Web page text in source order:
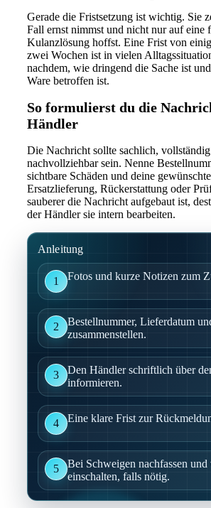
Gerade die Fristsetzung ist wichtig. Sie
Fall ernst nimmst und nicht nur auf eine
Kulanzlösung hoffst. Eine Frist von
zwei Wochen ist in vielen
nachdem, wie dringend die Sache ist
Ware betroffen ist.
So formulierst du die
Händler
Die Nachricht sollte sachlich,
nachvollziehbar sein. Nenne
sichtbare Schäden und deine
Ersatzlieferung, Rückerstattung oder
sauberer die Nachricht aufgebaut ist,
der Händler sie intern bearbeiten.
Anleitung
1 Fotos und kurze Notizen zum
2
Bestellnummer, Lieferdatum
zusammenstellen.
3
Den Händler schriftlich über
informieren.
4 Eine klare Frist zur
5
Bei Schweigen nachfassen und
einschalten, falls nötig.